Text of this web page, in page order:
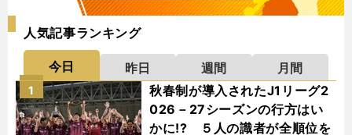
人気記事ランキング
今日 昨日 週間
月間
秋春制が導入されたJ1リーグ2
026－27シーズンの行方はい
かに!? ５人の識者が全順位を
1